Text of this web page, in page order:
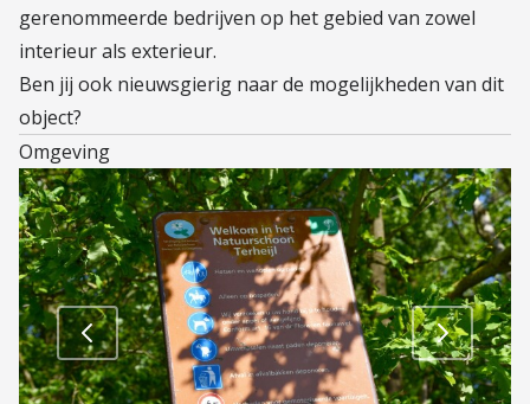
gerenommeerde bedrijven op het gebied van zowel
interieur als exterieur.
Ben jij ook nieuwsgierig naar de mogelijkheden van dit
object?
Omgeving